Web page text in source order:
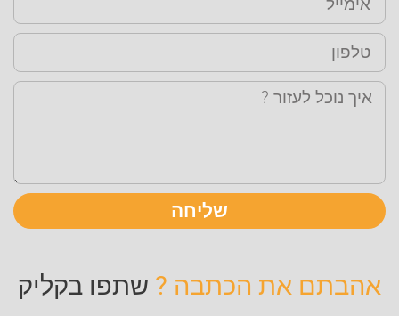
שליחה
אהבתם את הכתבה ?שתפו בקליק